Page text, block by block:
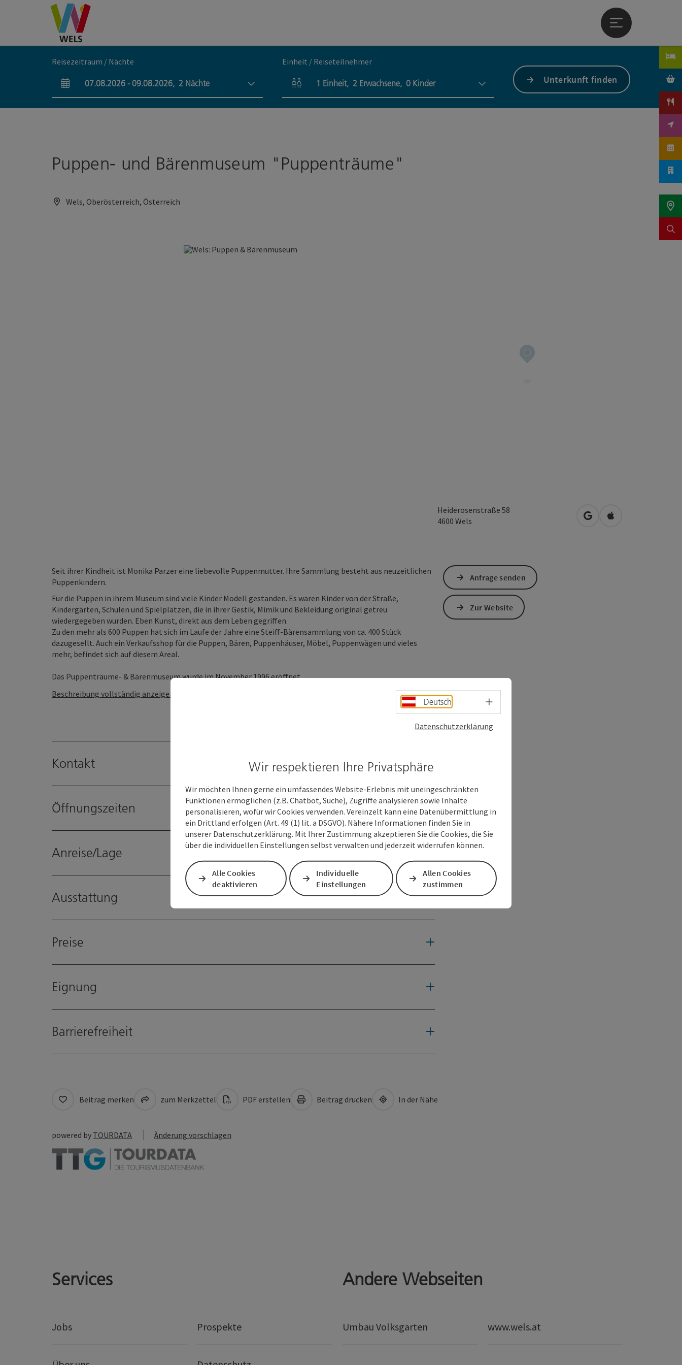
Zum Inhalt Accesskey
[0]
Zur NavigationAccesskey
[1]
Zum Seitenanfang Accesskey
[2]
Hauptmenü öffnen
Reisezeitraum / Nächte
An- und Abreisefelder
07.08.2026 -09.08.2026, 2 Nächte
Einheit / Reiseteilnehmer
Einheitenanzahl und Personenfelder
1 Einheit, 2 Erwachsene, 0 Kinder Unterkunft finden
Puppen- und Bärenmuseum "Puppenträume"
Wels, Oberösterreich, Österreich
Heiderosenstraße 58
4600 Wels in Google Maps öffnen
in Apple Maps
Seit ihrer Kindheit ist Monika Parzer eine liebevolle Puppenmutter. Ihre Sammlung besteht aus neuzeitlichen
Puppenkindern.
Für die Puppen in ihrem Museum sind viele Kinder Modell gestanden. Es waren Kinder von der Straße,
Kindergärten, Schulen und Spielplätzen, die in ihrer Gestik, Mimik und Bekleidung original getreu
wiedergegeben wurden. Eben Kunst, direkt aus dem Leben gegriffen.
Zu den mehr als 600 Puppen hat sich im Laufe der Jahre eine Steiff-Bärensammlung von ca. 400 Stück
dazugesellt. Auch ein Verkaufsshop für die Puppen, Bären, Puppenhäuser, Möbel, Puppenwägen und vieles
mehr, befindet sich auf diesem Areal.
Das Puppenträume- & Bärenmuseum wurde im November 1996 eröffnet. ...
Beschreibung vollständig anzeigen
Kontakt
Öffnungszeiten
Anreise/Lage
Ausstattung
Preise
Eignung
Barrierefreiheit
Anfrage senden
Zur Website
Beitrag merken zum Merkzettel PDF erstellen Beitrag drucken In der Nähe
powered by TOURDATA Änderung vorschlagen
Services
Jobs Prospekte
Andere Webseiten
Umbau Volksgarten www.wels.at
Deutsch Sprachwahl - Menü öffnen
Datenschutzerklärung
Wir respektieren Ihre Privatsphäre
Wir möchten Ihnen gerne ein umfassendes Website-Erlebnis mit uneingeschränkten
Funktionen ermöglichen (z.B. Chatbot, Suche), Zugriffe analysieren sowie Inhalte
personalisieren, wofür wir Cookies verwenden. Vereinzelt kann eine Datenübermittlung in
ein Drittland erfolgen (Art. 49 (1) lit. a DSGVO). Nähere Informationen finden Sie in
unserer Datenschutzerklärung. Mit Ihrer Zustimmung akzeptieren Sie die Cookies, die Sie
über die individuellen Einstellungen selbst verwalten und jederzeit widerrufen können.
Alle Cookies
deaktivieren
Individuelle
Einstellungen
Allen Cookies
zustimmen